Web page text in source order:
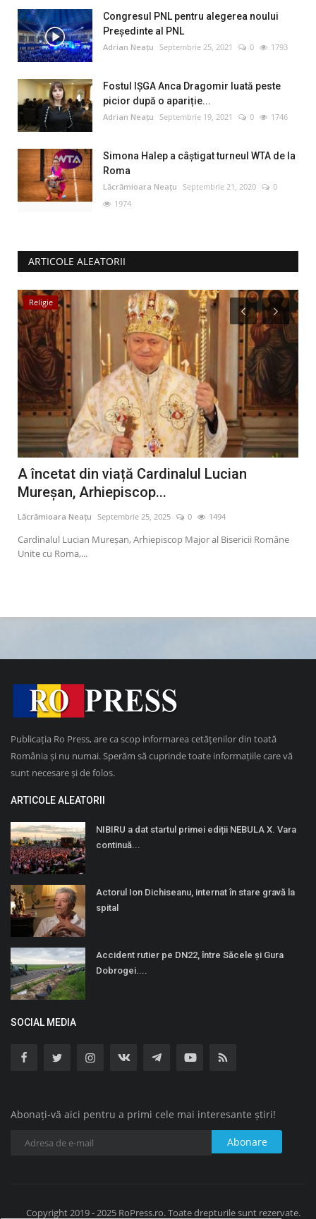
Congresul PNL pentru alegerea noului
Preşedinte al PNL
Adrian Neațu Septembrie 25, 2021 0 1793
Fostul IȘGA Anca Dragomir luată peste
picior după o apariție...
Adrian Neațu Septembrie 19, 2021 0 1746
Simona Halep a câştigat turneul WTA de la
Roma
Lăcrămioara Neațu Septembrie 21, 2020
0
1974
ARTICOLE ALEATORII
Religie
A încetat din viață Cardinalul Lucian
Mureșan, Arhiepiscop...
Lăcrămioara Neațu Septembrie 25, 2025 0 1494
Cardinalul Lucian Mureșan, Arhiepiscop Major al Bisericii Române
Unite cu Roma,...
Publicația Ro Press, are ca scop informarea cetățenilor din toată
România și nu numai. Sperăm să cuprinde toate informațiile care vă
sunt necesare și de folos.
ARTICOLE ALEATORII
NIBIRU a dat startul primei ediții NEBULA X. Vara
continuă...
Actorul Ion Dichiseanu, internat în stare gravă la
spital
Accident rutier pe DN22, între Săcele şi Gura
Dobrogei....
SOCIAL MEDIA
Abonați-vă aici pentru a primi cele mai interesante știri!
Abonare
Copyright 2019 - 2025 RoPress.ro. Toate drepturile sunt rezervate.